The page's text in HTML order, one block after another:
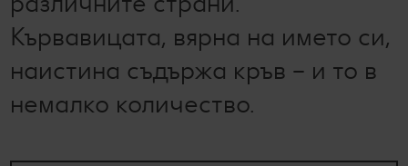
Кървавицата, вярна на името си,
наистина съдържа кръв – и то в
немалко количество.